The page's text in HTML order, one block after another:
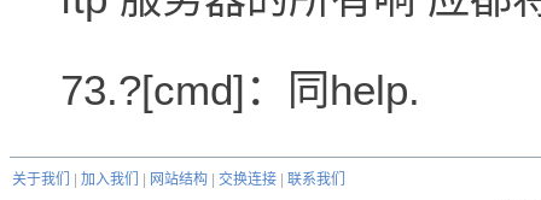
73.?[cmd]：同help.
关于我们 加入我们 网站结构 交换连接
联系我们